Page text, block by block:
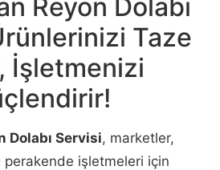
Reyon Dolabı
Taze
İşletmenizi
Dolabı Servisi, marketler,
işletmeleri için